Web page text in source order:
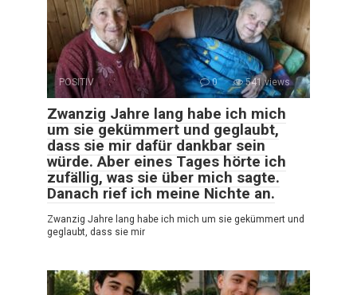
POSITIV 0 541 views
Zwanzig Jahre lang habe ich mich
um sie gekümmert und geglaubt,
dass sie mir dafür dankbar sein
würde. Aber eines Tages hörte ich
zufällig, was sie über mich sagte.
Danach rief ich meine Nichte an.
Zwanzig Jahre lang habe ich mich um sie gekümmert und
geglaubt, dass sie mir